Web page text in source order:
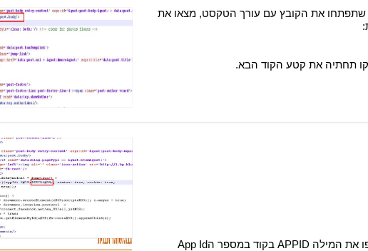
את הקובץ עם עורך הטקסט, מצאו את
תחתיה את קטע הקוד הבא.
החליפו את המילה APPID בקוד במספר הApp Id